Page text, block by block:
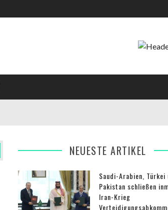
NEUESTE ARTIKEL
Saudi-Arabien, Türkei
Pakistan schließen
Iran-Krieg